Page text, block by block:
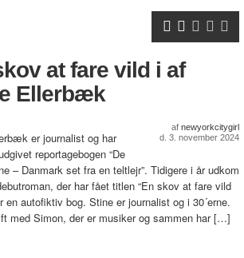
at fare vild i af
Ellerbæk
af newyorkcitygirl
d. 3. november 2024
er journalist og har
reportagebogen “De
– Danmark set fra en teltlejr”. Tidigere i år udkom
der har fået titlen “En skov at fare vild
en autofiktiv bog. Stine er journalist og i 30´erne.
med Simon, der er musiker og sammen har […]